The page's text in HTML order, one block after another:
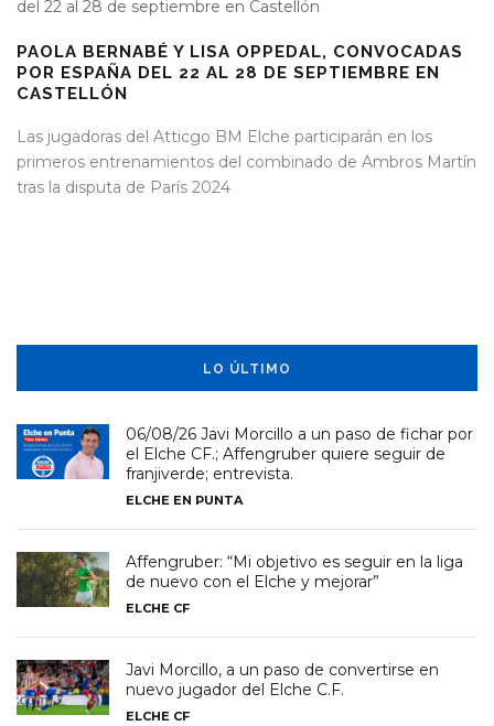
PAOLA BERNABÉ Y LISA OPPEDAL, CONVOCADAS
POR ESPAÑA DEL 22 AL 28 DE SEPTIEMBRE EN
CASTELLÓN
Las jugadoras del Atticgo BM Elche participarán en los
primeros entrenamientos del combinado de Ambros Martín
tras la disputa de París 2024
LO ÚLTIMO
06/08/26 Javi Morcillo a un paso de fichar por
el Elche CF.; Affengruber quiere seguir de
franjiverde; entrevista.
ELCHE EN PUNTA
Affengruber: “Mi objetivo es seguir en la liga
de nuevo con el Elche y mejorar”
ELCHE CF
Javi Morcillo, a un paso de convertirse en
nuevo jugador del Elche C.F.
ELCHE CF